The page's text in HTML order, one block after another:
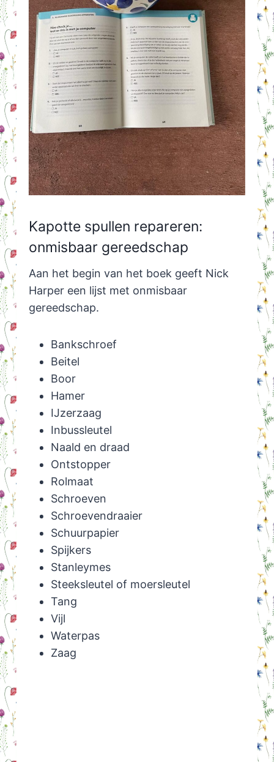
Kapotte spullen repareren:
onmisbaar gereedschap
Aan het begin van het boek geeft Nick
Harper een lijst met onmisbaar
gereedschap.
Bankschroef
Beitel
Boor
Hamer
IJzerzaag
Inbussleutel
Naald en draad
Ontstopper
Rolmaat
Schroeven
Schroevendraaier
Schuurpapier
Spijkers
Stanleymes
Steeksleutel of moersleutel
Tang
Vijl
Waterpas
Zaag